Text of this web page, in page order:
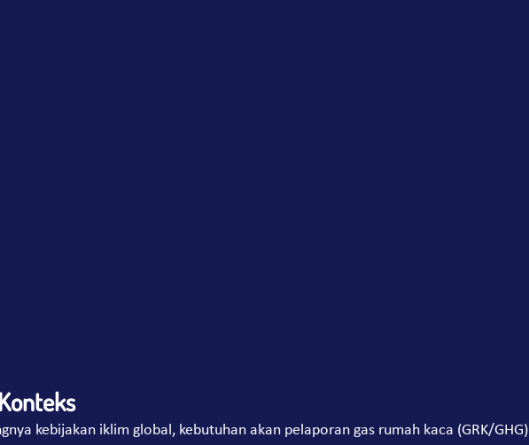
kebijakan iklim global, kebutuhan akan pelaporan gas rumah kaca (GRK/GHG)